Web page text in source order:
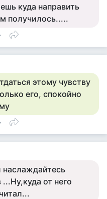
куда направить
получилось.....
этому чувству
его, спокойно
от него